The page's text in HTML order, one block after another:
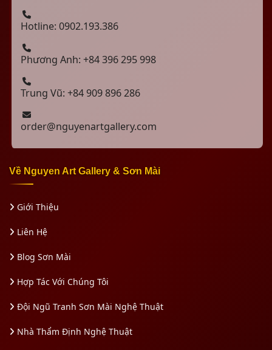
Hotline: 0902.193.386
Phương Anh: +84 396 295 998
Trung Vũ: +84 909 896 286
order@nguyenartgallery.com
Về Nguyen Art Gallery & Sơn Mài
Giới Thiệu
Liên Hệ
Blog Sơn Mài
Hợp Tác Với Chúng Tôi
Đội Ngũ Tranh Sơn Mài Nghệ Thuật
Nhà Thẩm Định Nghệ Thuật